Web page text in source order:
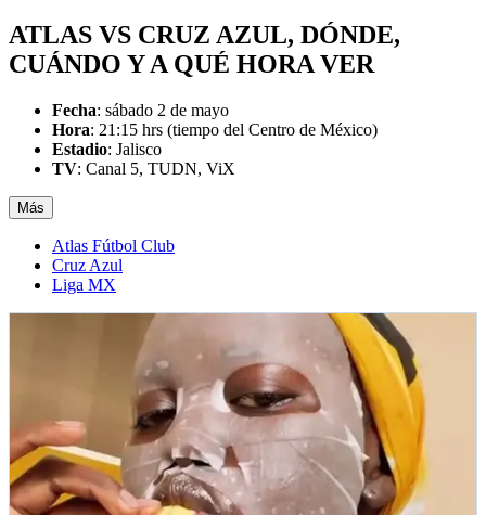
ATLAS VS CRUZ AZUL, DÓNDE,
CUÁNDO Y A QUÉ HORA VER
Fecha: sábado 2 de mayo
Hora: 21:15 hrs (tiempo del Centro de México)
Estadio: Jalisco
TV: Canal 5, TUDN, ViX
Más
Atlas Fútbol Club
Cruz Azul
Liga MX